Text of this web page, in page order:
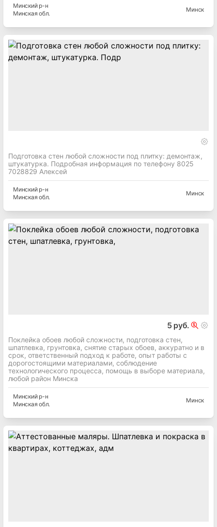
Минскийр-н
Минская обл.
Минск
Подготовка стен любой сложности под плитку: демонтаж,
штукатурка. Подробная информация по телефону 8025
7028829 Алексей
Минскийр-н
Минская обл.
Минск
5 руб.
Поклейка обоев любой сложности, подготовка стен,
шпатлевка, грунтовка, снятие старых обоев, аккуратно и в
срок, ответственный подход к работе, опыт работы с
дорогостоящими материалами, соблюдение
технологического процесса, помощь в выборе материала,
любой район Минска
Минскийр-н
Минская обл.
Минск